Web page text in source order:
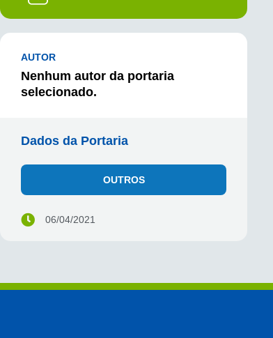
AUTOR
Nenhum autor da portaria
selecionado.
Dados da Portaria
OUTROS
06/04/2021